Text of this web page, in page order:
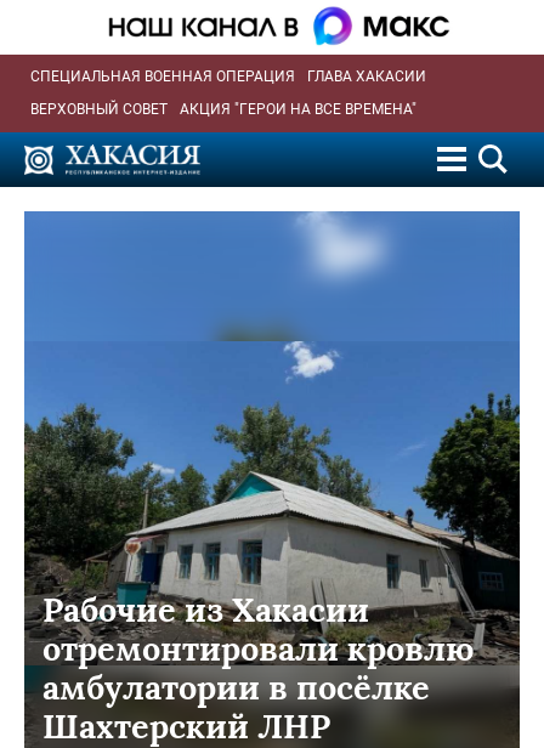
СПЕЦИАЛЬНАЯ ВОЕННАЯ ОПЕРАЦИЯ
ГЛАВА ХАКАСИИ
ВЕРХОВНЫЙ СОВЕТ
АКЦИЯ "ГЕРОИ НА ВСЕ ВРЕМЕНА"
Рабочие из Хакасии
отремонтировали кровлю
амбулатории в посёлке
Шахтерский ЛНР